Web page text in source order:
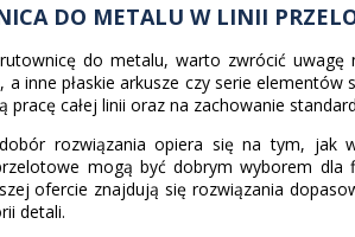
DO METALU W LINII
do metalu, warto zwrócić
a inne płaskie arkusze czy serie
pracę całej linii oraz na zachowanie
rozwiązania opiera się na tym, jak
mogą być dobrym wyborem
ofercie znajdują się rozwiązania
detali.